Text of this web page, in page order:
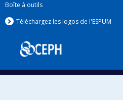
Boîte à outils
Téléchargez les logos de l'ESPUM